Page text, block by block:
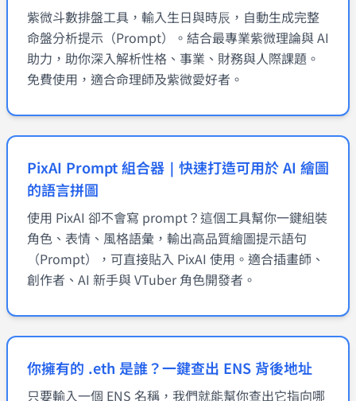
紫微斗數排盤工具，輸入生日與時辰，自動生成完整
命盤分析提示（Prompt）。結合最專業紫微理論與 AI
助力，助你深入解析性格、事業、財務與人際課題。
免費使用，適合命理師及紫微愛好者。
PixAI Prompt 組合器｜快速打造可用於 AI 繪圖
的語言拼圖
使用 PixAI 卻不會寫 prompt？這個工具幫你一鍵組裝
角色、表情、風格語彙，輸出高品質繪圖提示語句
（Prompt），可直接貼入 PixAI 使用。適合插畫師、
創作者、AI 新手與 VTuber 角色開發者。
你擁有的 .eth 是誰？一鍵查出 ENS 背後地址
只要輸入一個 ENS 名稱，我們就能幫你查出它指向哪